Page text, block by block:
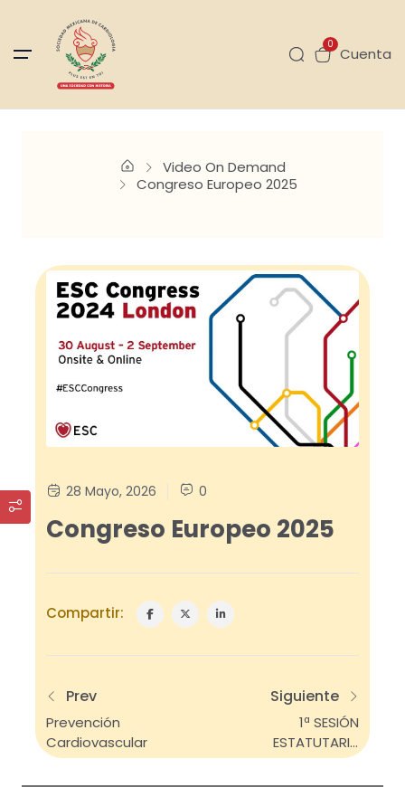
0
Cuenta
Video On Demand
Congreso Europeo 2025
28 Mayo, 2026 0
Congreso Europeo 2025
Compartir:
Prev
Prevención
Cardiovascular
Siguiente
1ª SESIÓN
ESTATUTARIA
2024